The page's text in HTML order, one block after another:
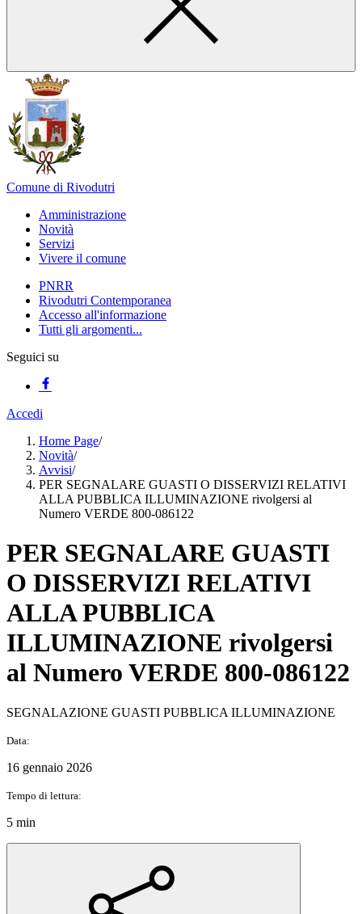
Comune di Rivodutri
Amministrazione
Novità
Servizi
Vivere il comune
PNRR
Rivodutri Contemporanea
Accesso all'informazione
Tutti gli argomenti...
Seguici su
Accedi
Home Page/
Novità/
Avvisi/
PER SEGNALARE GUASTI O DISSERVIZI RELATIVI
ALLA PUBBLICA ILLUMINAZIONE rivolgersi al
Numero VERDE 800-086122
PER SEGNALARE GUASTI
O DISSERVIZI RELATIVI
ALLA PUBBLICA
ILLUMINAZIONE rivolgersi
al Numero VERDE 800-086122
SEGNALAZIONE GUASTI PUBBLICA ILLUMINAZIONE
Data:
16 gennaio 2026
Tempo di lettura:
5 min